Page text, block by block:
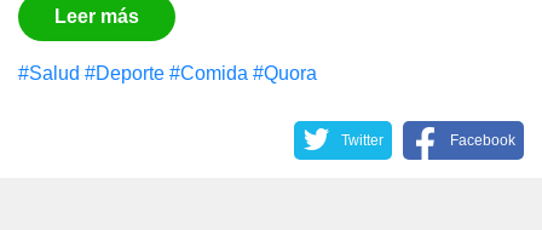
Leer más
#Salud #Deporte #Comida #Quora
Twitter Facebook